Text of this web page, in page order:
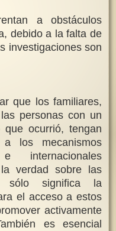
a obstáculos
debido a la falta de
investigaciones son
que los familiares,
personas con un
ocurrió, tengan
los mecanismos
internacionales
verdad sobre las
sólo significa la
el acceso a estos
activamente
es esencial